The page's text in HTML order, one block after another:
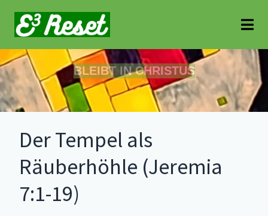
BLEIBT IN CHRISTUS
Der Tempel als
Räuberhöhle (Jeremia
7:1-19)